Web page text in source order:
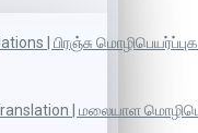
| பிரஞ்சு
| மலையாள